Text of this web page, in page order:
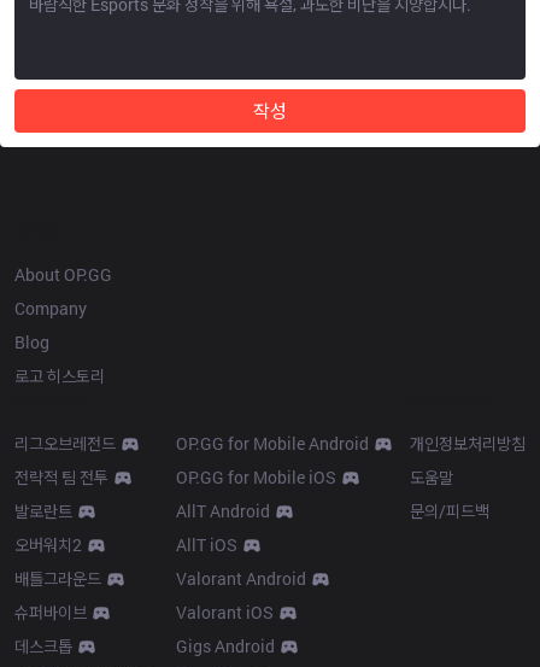
작성
About OP.GG
Company
Blog
로고 히스토리
리그오브레전드
전략적 팀 전투
발로란트
오버워치2
배틀그라운드
슈퍼바이브
데스크톱
OP.GG for Mobile Android
OP.GG for Mobile iOS
AllT Android
AllT iOS
Valorant Android
Valorant iOS
Gigs Android
개인정보처리방침
도움말
문의/피드백